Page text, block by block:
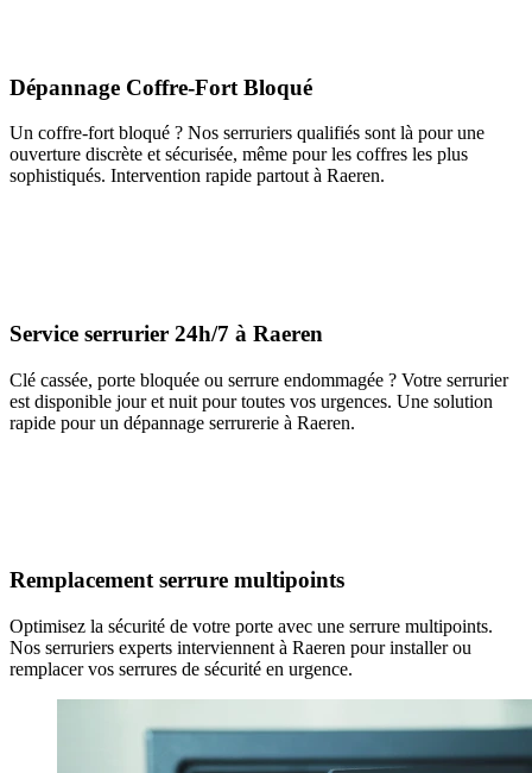
Dépannage Coffre-Fort Bloqué
Un coffre-fort bloqué ? Nos serruriers qualifiés sont là pour une
ouverture discrète et sécurisée, même pour les coffres les plus
sophistiqués. Intervention rapide partout à Raeren.
Service serrurier 24h/7 à Raeren
Clé cassée, porte bloquée ou serrure endommagée ? Votre serrurier
est disponible jour et nuit pour toutes vos urgences. Une solution
rapide pour un dépannage serrurerie à Raeren.
Remplacement serrure multipoints
Optimisez la sécurité de votre porte avec une serrure multipoints.
Nos serruriers experts interviennent à Raeren pour installer ou
remplacer vos serrures de sécurité en urgence.